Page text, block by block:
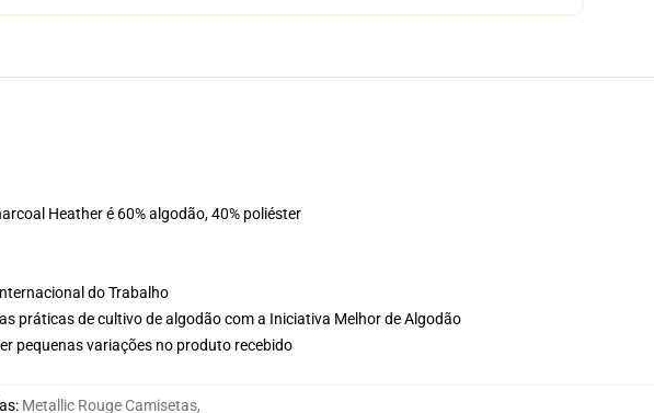
Heather é 60% algodão, 40% poliéster
do Trabalho
práticas de cultivo de algodão com a Iniciativa Melhor de Algodão
pequenas variações no produto recebido
: Metallic Rouge Camisetas,